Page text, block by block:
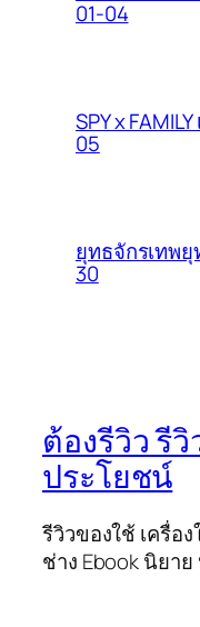
01-04
SPY x FAMILY
05
ยุทธจักรเทพยุ
30
ต้องรีวิว รี
ประโยชน์
รีวิวของใช้ เครื่อ
ช่าง Ebook นิยา